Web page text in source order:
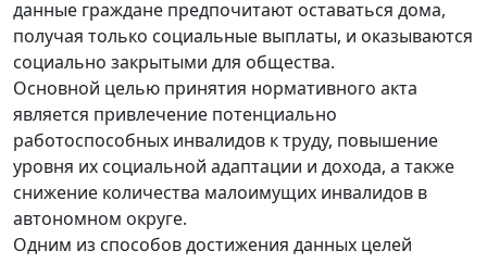
данные граждане предпочитают оставаться дома,
получая только социальные выплаты, и оказываются
социально закрытыми для общества.
Основной целью принятия нормативного акта
является привлечение потенциально
работоспособных инвалидов к труду, повышение
уровня их социальной адаптации и дохода, а также
снижение количества малоимущих инвалидов в
автономном округе.
Одним из способов достижения данных целей